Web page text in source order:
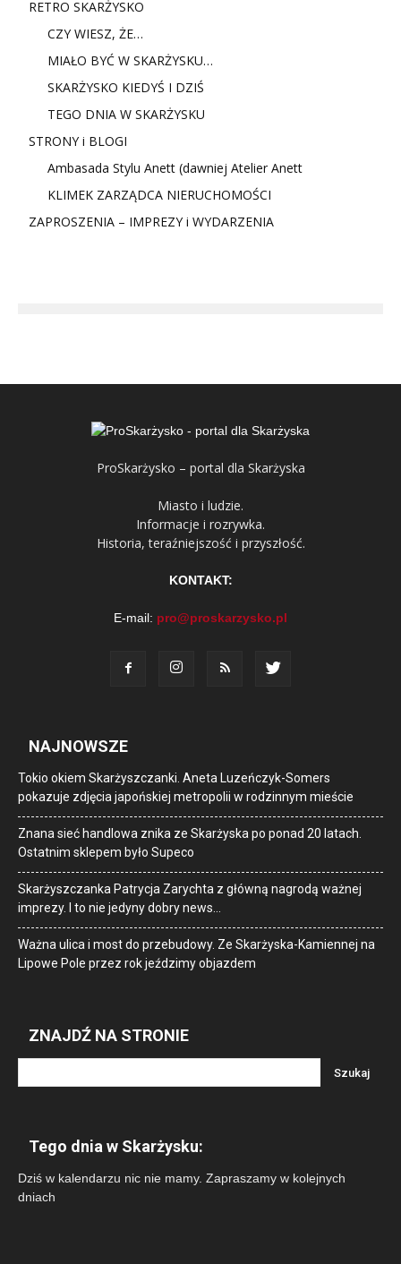
RETRO SKARŻYSKO
CZY WIESZ, ŻE…
MIAŁO BYĆ W SKARŻYSKU…
SKARŻYSKO KIEDYŚ I DZIŚ
TEGO DNIA W SKARŻYSKU
STRONY i BLOGI
Ambasada Stylu Anett (dawniej Atelier Anett
KLIMEK ZARZĄDCA NIERUCHOMOŚCI
ZAPROSZENIA – IMPREZY i WYDARZENIA
ProSkarżysko – portal dla Skarżyska
Miasto i ludzie.
Informacje i rozrywka.
Historia, teraźniejszość i przyszłość.
KONTAKT:
E-mail: pro@proskarzysko.pl
NAJNOWSZE
Tokio okiem Skarżyszczanki. Aneta Luzeńczyk-Somers
pokazuje zdjęcia japońskiej metropolii w rodzinnym mieście
Znana sieć handlowa znika ze Skarżyska po ponad 20 latach.
Ostatnim sklepem było Supeco
Skarżyszczanka Patrycja Zarychta z główną nagrodą ważnej
imprezy. I to nie jedyny dobry news…
Ważna ulica i most do przebudowy. Ze Skarżyska-Kamiennej na
Lipowe Pole przez rok jeździmy objazdem
ZNAJDŹ NA STRONIE
Tego dnia w Skarżysku:
Dziś w kalendarzu nic nie mamy. Zapraszamy w kolejnych
dniach